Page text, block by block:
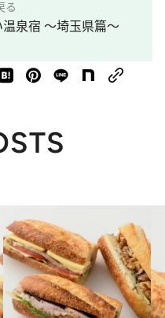
る
泉宿 ～埼玉県篇～